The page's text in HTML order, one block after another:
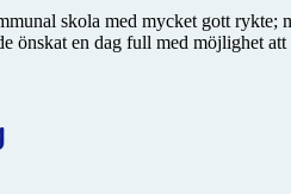
skola med mycket gott rykte;
önskat en dag full med möjlighet